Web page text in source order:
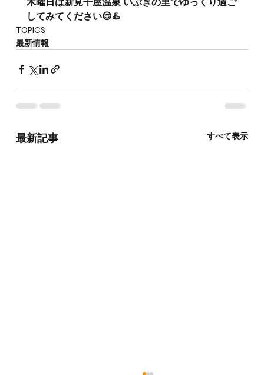
してみてください😌♨️
TOPICS
最新情報
最新記事 すべて表示